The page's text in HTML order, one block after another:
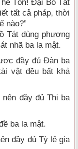
Tôn! Đại Bồ Tát
tất cả pháp, thời
nào?”
Tát dùng phương
nhã ba la mật.
đầy đủ Đàn ba
vật đều bất khả
đầy đủ Thi ba
ba la mật.
đầy đủ Tỳ lê gia